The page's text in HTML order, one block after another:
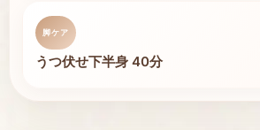
脚ケア
うつ伏せ下半身 40分